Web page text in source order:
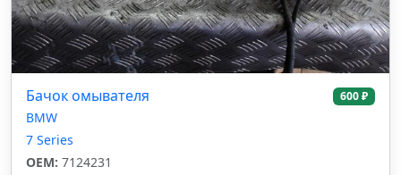
Бачок омывателя 600 ₽
BMW
7 Series
OEM: 7124231